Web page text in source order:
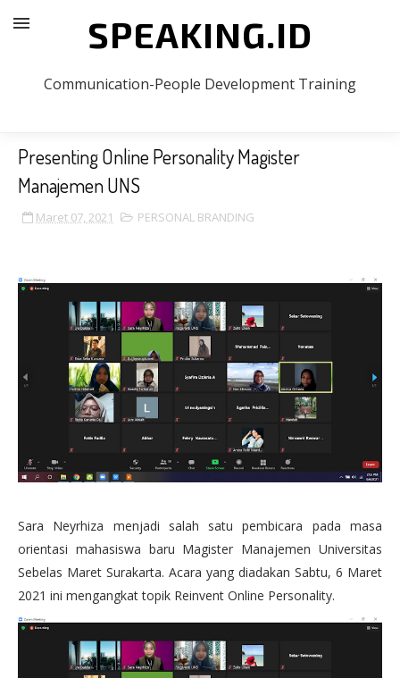
SPEAKING.ID
Communication-People Development Training
Presenting Online Personality Magister
Manajemen UNS
Maret 07, 2021 PERSONAL BRANDING
Sara Neyrhiza menjadi salah satu pembicara pada masa
orientasi mahasiswa baru Magister Manajemen Universitas
Sebelas Maret Surakarta. Acara yang diadakan Sabtu, 6 Maret
2021 ini mengangkat topik Reinvent Online Personality.